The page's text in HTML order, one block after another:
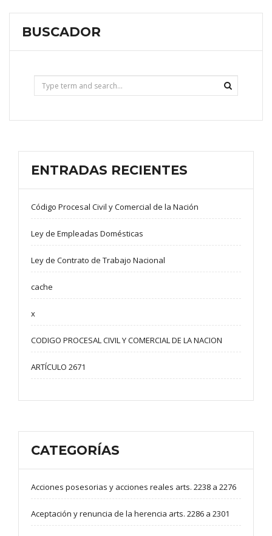
BUSCADOR
ENTRADAS RECIENTES
Código Procesal Civil y Comercial de la Nación
Ley de Empleadas Domésticas
Ley de Contrato de Trabajo Nacional
cache
x
CODIGO PROCESAL CIVIL Y COMERCIAL DE LA NACION
ARTÍCULO 2671
CATEGORÍAS
Acciones posesorias y acciones reales arts. 2238 a 2276
Aceptación y renuncia de la herencia arts. 2286 a 2301